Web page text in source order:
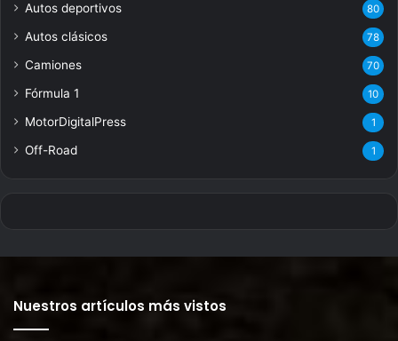
Autos deportivos 80
Autos clásicos 78
Camiones 70
Fórmula 1 10
MotorDigitalPress 1
Off-Road 1
Nuestros artículos más vistos